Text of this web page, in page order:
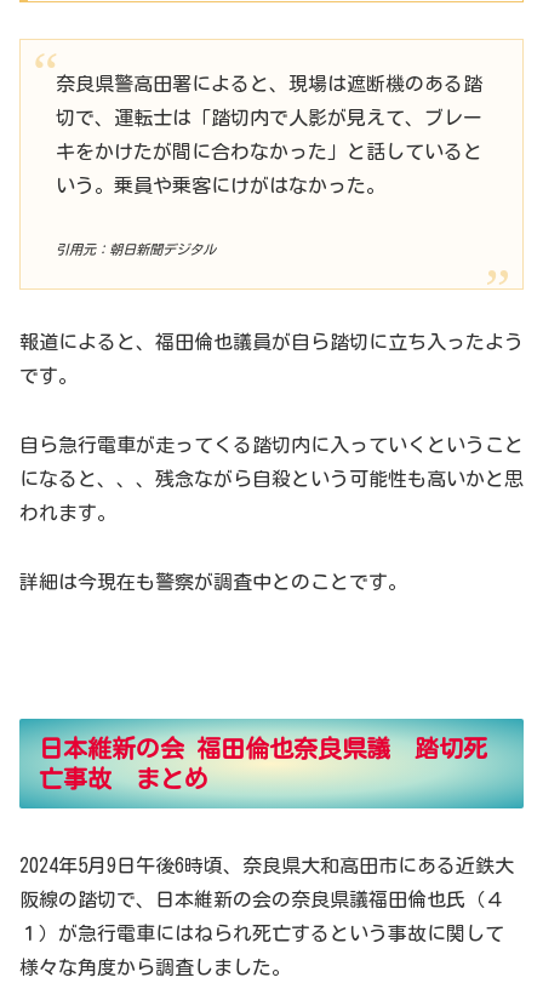
奈良県警高田署によると、現場は遮断機のある踏
切で、運転士は「踏切内で人影が見えて、ブレー
キをかけたが間に合わなかった」と話していると
いう。乗員や乗客にけがはなかった。
引用元：朝日新聞デジタル
報道によると、福田倫也議員が自ら踏切に立ち入ったよう
です。
自ら急行電車が走ってくる踏切内に入っていくということ
になると、、、残念ながら自殺という可能性も高いかと思
われます。
詳細は今現在も警察が調査中とのことです。
日本維新の会 福田倫也奈良県議 踏切死
亡事故 まとめ
2024年5月9日午後6時頃、奈良県大和高田市にある近鉄大
阪線の踏切で、日本維新の会の奈良県議福田倫也氏（４
１）が急行電車にはねられ死亡するという事故に関して
様々な角度から調査しました。